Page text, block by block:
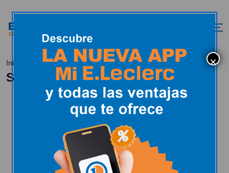
Inicio Tarjeta E.Leclerc Solicitar tarjeta
Solicitar tarjeta
VentajasSolicitar
tarjeta
Protege
tu ahorro
Preguntas
frecuentes